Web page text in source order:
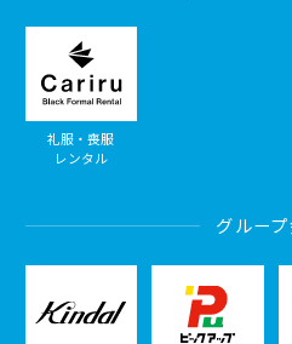
礼服・喪服
レンタル
グルー